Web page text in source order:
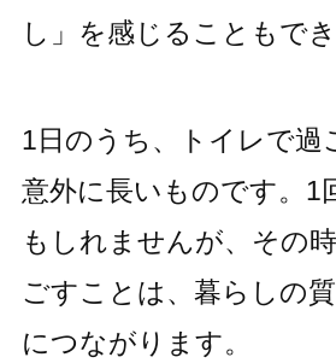
し」を感じることもでき
1日のうち、トイレで過
意外に長いものです。1
もしれませんが、その
ごすことは、暮らしの
につながります。